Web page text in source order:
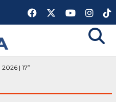
| 17º